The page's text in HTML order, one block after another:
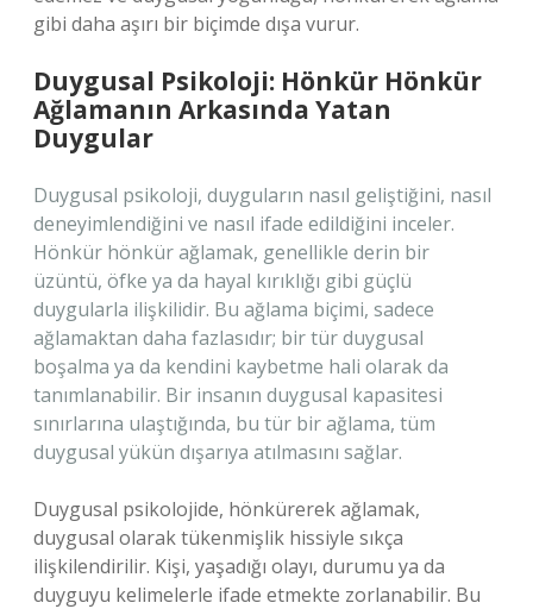
gibi daha aşırı bir biçimde dışa vurur.
Duygusal Psikoloji: Hönkür Hönkür
Ağlamanın Arkasında Yatan
Duygular
Duygusal psikoloji, duyguların nasıl geliştiğini, nasıl
deneyimlendiğini ve nasıl ifade edildiğini inceler.
Hönkür hönkür ağlamak, genellikle derin bir
üzüntü, öfke ya da hayal kırıklığı gibi güçlü
duygularla ilişkilidir. Bu ağlama biçimi, sadece
ağlamaktan daha fazlasıdır; bir tür duygusal
boşalma ya da kendini kaybetme hali olarak da
tanımlanabilir. Bir insanın duygusal kapasitesi
sınırlarına ulaştığında, bu tür bir ağlama, tüm
duygusal yükün dışarıya atılmasını sağlar.
Duygusal psikolojide, hönkürerek ağlamak,
duygusal olarak tükenmişlik hissiyle sıkça
ilişkilendirilir. Kişi, yaşadığı olayı, durumu ya da
duyguyu kelimelerle ifade etmekte zorlanabilir. Bu